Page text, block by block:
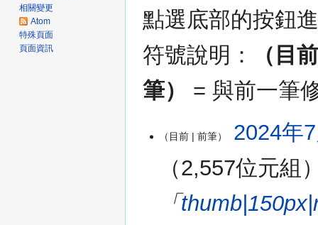
點選底部的按鈕
符號說明：
（目
筆）
= 與前一筆
年
目前 前筆
2024年
2,557位元組
「
相關變更
Atom
特殊頁面
頁面資訊